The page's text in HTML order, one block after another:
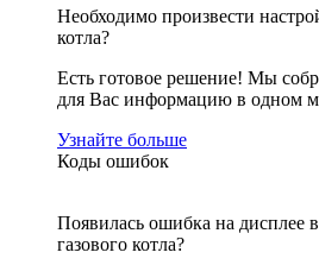
Необходимо произвести
котла?
Есть готовое решение! Мы
для Вас информацию в одном
Узнайте больше
Коды ошибок
Появилась ошибка на дисплее
газового котла?